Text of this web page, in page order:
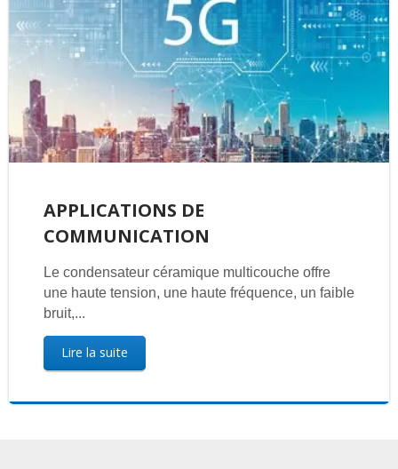
APPLICATIONS DE
COMMUNICATION
Le condensateur céramique multicouche offre
une haute tension, une haute fréquence, un faible
bruit,...
Lire la suite